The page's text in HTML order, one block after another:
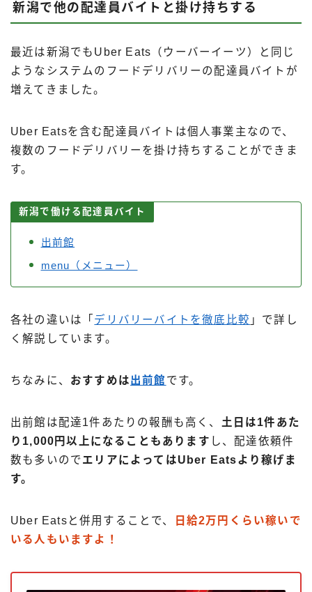
新潟で他の配達員バイトと掛け持ちする
最近は新潟でもUber Eats（ウーバーイーツ）と同じ
ようなシステムのフードデリバリーの配達員バイトが
増えてきました。
Uber Eatsを含む配達員バイトは個人事業主なので、
複数のフードデリバリーを掛け持ちすることができま
す。
新潟で働ける配達員バイト
出前館
menu（メニュー）
各社の違いは「 デリバリーバイトを徹底比較 」で詳し
く解説しています。
ちなみに、 おすすめは出前館 です。
出前館は配達1件あたりの報酬も高く、 土日は1件あた
り1,000円以上になることもあります し、配達依頼件
数も多いので エリアによってはUber Eatsより稼げま
す。
Uber Eatsと併用することで、
日給2万円くらい稼いで
いる人もいますよ！